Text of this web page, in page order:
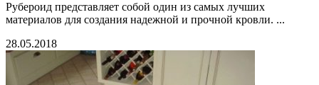
Рубероид представляет собой один из самых лучших
материалов для создания надежной и прочной кровли. ...
28.05.2018